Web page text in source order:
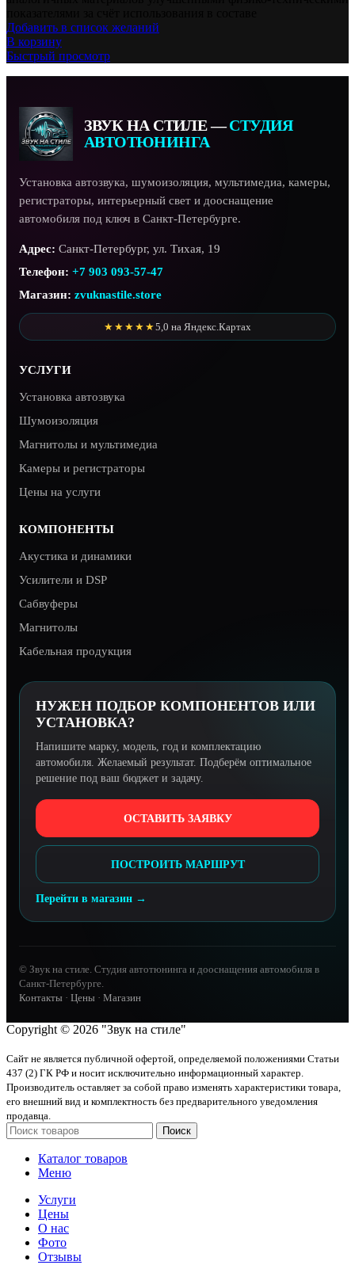
Добавить в список желаний
В корзину
Быстрый просмотр
ЗВУК НА СТИЛЕ —СТУДИЯ
АВТОТЮНИНГА
Установка автозвука, шумоизоляция, мультимедиа, камеры,
регистраторы, интерьерный свет и дооснащение
автомобиля под ключ в Санкт-Петербурге.
Адрес: Санкт-Петербург, ул. Тихая, 19
Телефон: +7 903 093-57-47
Магазин: zvuknastile.store
★★★★★5,0 на Яндекс.Картах
УСЛУГИ
Установка автозвука
Шумоизоляция
Магнитолы и мультимедиа
Камеры и регистраторы
Цены на услуги
КОМПОНЕНТЫ
Акустика и динамики
Усилители и DSP
Сабвуферы
Магнитолы
Кабельная продукция
НУЖЕН ПОДБОР КОМПОНЕНТОВ ИЛИ
УСТАНОВКА?
Напишите марку, модель, год и комплектацию
автомобиля. Желаемый результат. Подберём оптимальное
решение под ваш бюджет и задачу.
ОСТАВИТЬ ЗАЯВКУ
ПОСТРОИТЬ МАРШРУТ
Перейти в магазин →
© Звук на стиле. Студия автотюнинга и дооснащения автомобиля в
Санкт-Петербурге.
Контакты · Цены · Магазин
Copyright © 2026 "Звук на стиле"
Сайт не является публичной офертой, определяемой положениями Статьи
437 (2) ГК РФ и носит исключительно информационный характер.
Производитель оставляет за собой право изменять характеристики товара,
его внешний вид и комплектность без предварительного уведомления
продавца.
Поиск
Каталог товаров
Меню
Услуги
Цены
О нас
Фото
Отзывы